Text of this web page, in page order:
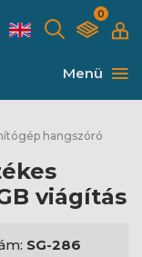
0
Menü
hangszóró
viágítás
SG-286